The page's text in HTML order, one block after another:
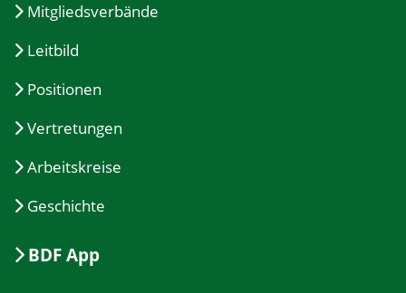
Mitgliedsverbände
Leitbild
Positionen
Vertretungen
Arbeitskreise
Geschichte
BDF App